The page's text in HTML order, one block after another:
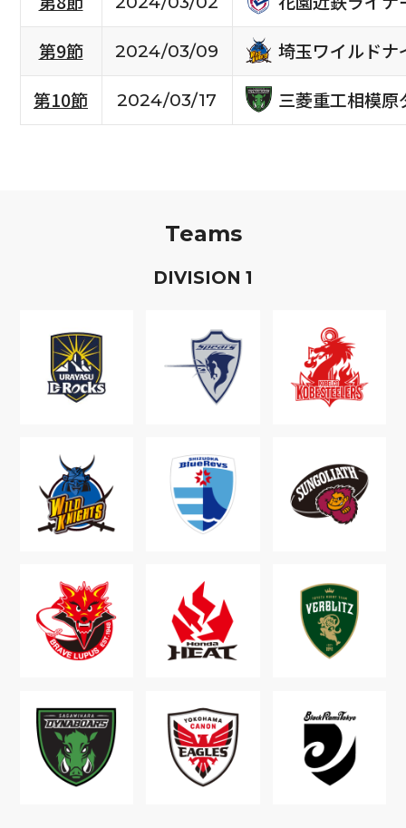
第9節
2024/03/09
埼玉ワイルドナ
第10節
2024/03/17 三菱重工相模原
Teams
DIVISION 1